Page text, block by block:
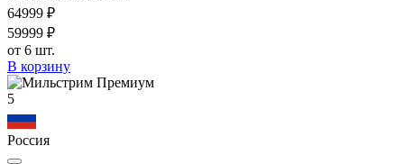
64999 ₽
59999 ₽
от 6 шт.
В корзину
5
Россия